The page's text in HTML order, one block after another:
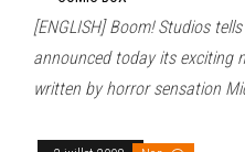
[ENGLISH] Boom! Studios
announced today its exciting
written by horror sensation